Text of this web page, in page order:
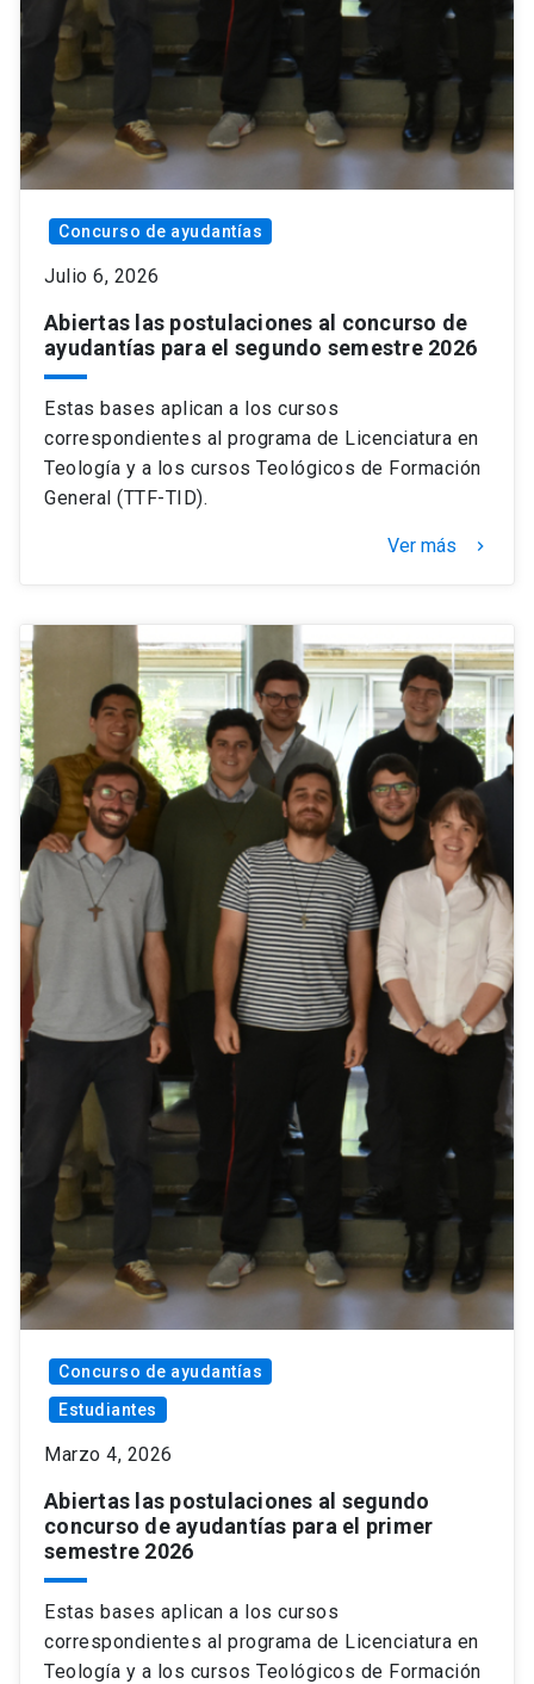
Concurso de ayudantías
Julio 6, 2026
Abiertas las postulaciones al concurso de
ayudantías para el segundo semestre 2026
Estas bases aplican a los cursos
correspondientes al programa de Licenciatura en
Teología y a los cursos Teológicos de Formación
General (TTF-TID).
Ver más keyboard_arrow_right
Concurso de ayudantías
Estudiantes
Marzo 4, 2026
Abiertas las postulaciones al segundo
concurso de ayudantías para el primer
semestre 2026
Estas bases aplican a los cursos
correspondientes al programa de Licenciatura en
Teología y a los cursos Teológicos de Formación